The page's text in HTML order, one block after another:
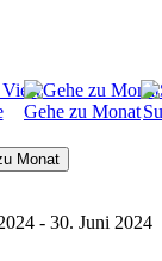
Gehe zu Monat
Monat
- 30. Juni 2024